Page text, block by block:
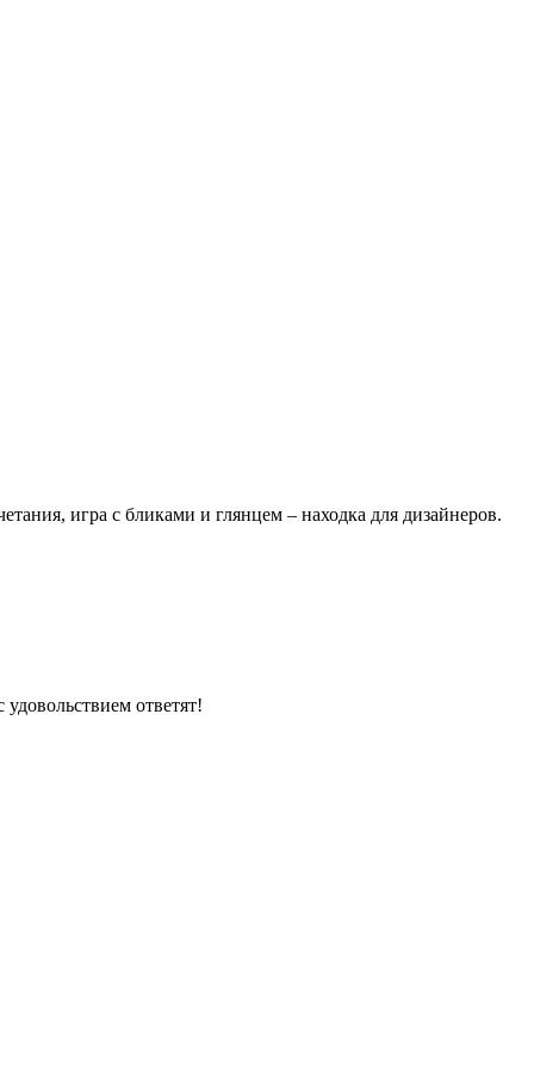
игра с бликами и глянцем – находка для дизайнеров.
ответят!